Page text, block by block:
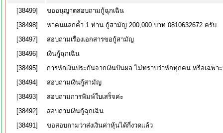
[38499]
ขออนุญาตสอบถามกู้ฉุกเฉิน
[38498]
หาคนแลกค้ำ 1 ท่าน กู้สามัญ 200,000 บาท 0810632672 ครับ
[38497]
สอบถามเรื่องเอกสารขอกู้สามัญ
[38496]
เงินกู้ฉุกเฉิน
[38495]
การหักเงินประกันจากเงินปันผล ไม่ทราบว่าหักทุกคน หรือเฉพา
[38494]
สอบถามเงินกู้สามัญ
[38493]
สอบถามการพิมพ์ใบเสร็จค่ะ
[38492]
สอบถามเงินกู้ฉุกเฉิน
[38491]
ขอสอบถามว่าส่งเงินค่าหุ้นได้กี่งวดเเล้ว